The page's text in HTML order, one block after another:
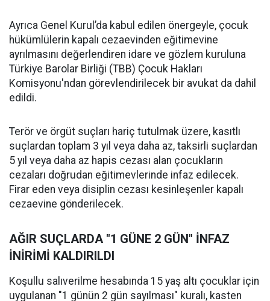
Ayrıca Genel Kurul’da kabul edilen önergeyle, çocuk
hükümlülerin kapalı cezaevinden eğitimevine
ayrılmasını değerlendiren idare ve gözlem kuruluna
Türkiye Barolar Birliği (TBB) Çocuk Hakları
Komisyonu'ndan görevlendirilecek bir avukat da dahil
edildi.
Terör ve örgüt suçları hariç tutulmak üzere, kasıtlı
suçlardan toplam 3 yıl veya daha az, taksirli suçlardan
5 yıl veya daha az hapis cezası alan çocukların
cezaları doğrudan eğitimevlerinde infaz edilecek.
Firar eden veya disiplin cezası kesinleşenler kapalı
cezaevine gönderilecek.
AĞIR SUÇLARDA "1 GÜNE 2 GÜN" İNFAZ
İNİRİMİ KALDIRILDI
Koşullu salıverilme hesabında 15 yaş altı çocuklar için
uygulanan "1 günün 2 gün sayılması" kuralı, kasten